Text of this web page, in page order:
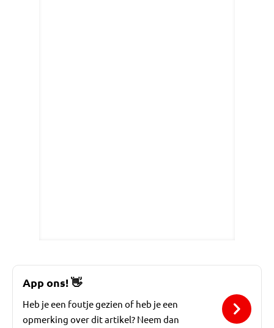
App ons!👋
Heb je een foutje gezien of heb je een
opmerking over dit artikel? Neem dan